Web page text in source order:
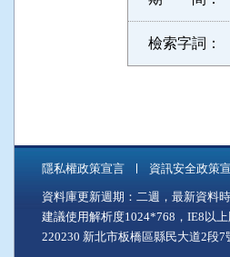
檢索字詞：
隱私權政策宣言 資訊安全政策
資料庫更新週期：二週，最新資料
建議使用解析度1024*768，IE8以
220230 新北市板橋區縣民大道2段